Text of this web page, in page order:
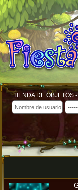
TIENDA DE OBJETOS